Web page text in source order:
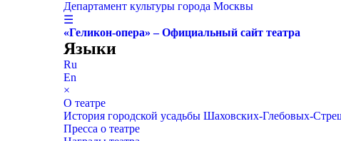
Департамент культуры города Москвы
☰
«Геликон-опера» – Официальный сайт театра
Языки
Ru
En
×
О театре
История городской усадьбы Шаховских-Глебовых-
Пресса о театре